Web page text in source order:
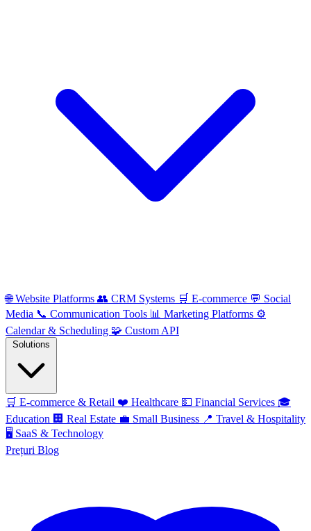
🌐Website Platforms 👥 CRM Systems 🛒 E-commerce 💬 Social
Media 📞 Communication Tools 📊 Marketing Platforms ⚙️
Calendar & Scheduling 🧩 Custom API
🛒 E-commerce & Retail ❤️ Healthcare 💵 Financial Services 🎓
Education 🏢 Real Estate 💼 Small Business 📍 Travel & Hospitality
🖥️ SaaS & Technology
Prețuri Blog